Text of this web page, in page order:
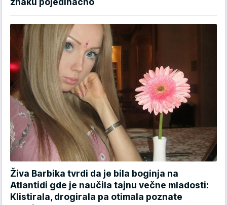
Živa Barbika tvrdi da je bila boginja na
Atlantidi gde je naučila tajnu večne mladosti:
Klistirala, drogirala pa otimala poznate